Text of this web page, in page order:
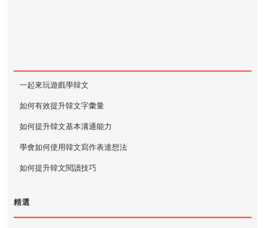
一起來玩遊戲學韓文
如何有效提升韓文字彙量
如何提升韓文基本溝通能力
學會如何使用韓文寫作表達想法
如何提升韓文閱讀技巧
精選